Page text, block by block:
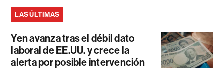
LAS ÚLTIMAS
Yen avanza tras el débil dato
laboral de EE.UU. y crece la
alerta por posible intervención